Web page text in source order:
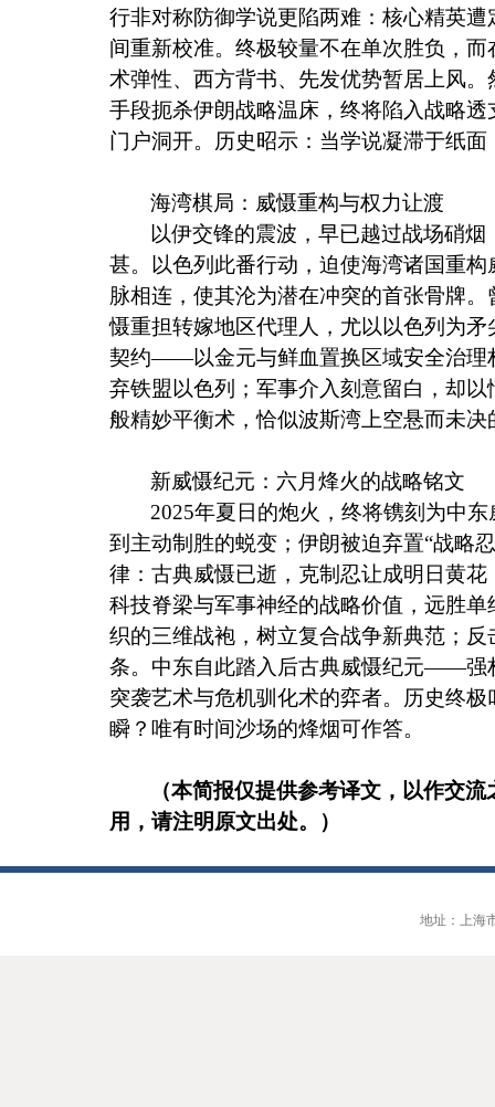
行非对称防御学说更陷两难：核心精英
间重新校准。终极较量不在单次胜负，
术弹性、西方背书、先发优势暂居上风
手段扼杀伊朗战略温床，终将陷入战略
门户洞开。历史昭示：当学说凝滞于纸
海湾棋局：威慑重构与权力让渡
以伊交锋的震波，早已越过战场硝
甚。以色列此番行动，迫使海湾诸国重
脉相连，使其沦为潜在冲突的首张骨牌
慑重担转嫁地区代理人，尤以以色列为
契约——以金元与鲜血置换区域安全治理
弃铁盟以色列；军事介入刻意留白，却
般精妙平衡术，恰似波斯湾上空悬而未
新威慑纪元：六月烽火的战略铭文
2025年夏日的炮火，终将镌刻为中
到主动制胜的蜕变；伊朗被迫弃置“战略
律：古典威慑已逝，克制忍让成明日黄
科技脊梁与军事神经的战略价值，远胜
织的三维战袍，树立复合战争新典范；
条。中东自此踏入后古典威慑纪元——强
突袭艺术与危机驯化术的弈者。历史终
瞬？唯有时间沙场的烽烟可作答。
（本简报仅提供参考译文，以作交
用，请注明原文出处。）
地址：上海